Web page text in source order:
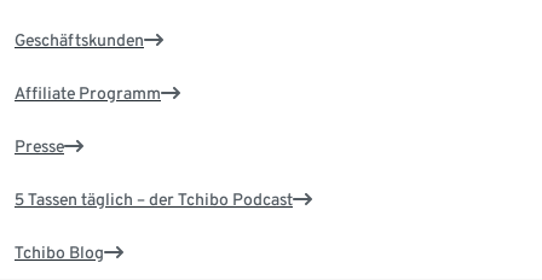
Geschäftskunden
Affiliate Programm
Presse
5 Tassen täglich – der Tchibo Podcast
Tchibo Blog